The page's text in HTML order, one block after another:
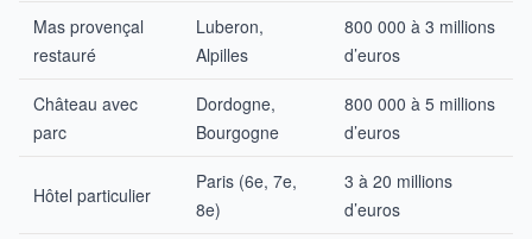
Mas provençal
restauré
Luberon,
Alpilles
800 000 à 3 millions
d’euros
Château avec
parc
Dordogne,
Bourgogne
800 000 à 5 millions
d’euros
Hôtel particulier
Paris (6e, 7e,
8e)
3 à 20 millions
d’euros